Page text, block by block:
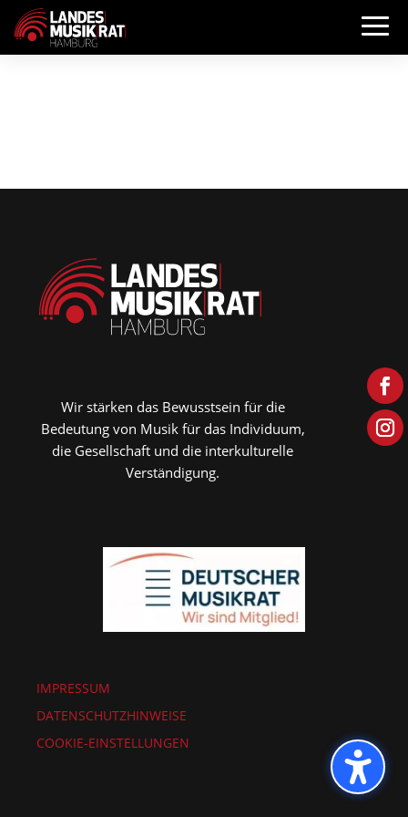
Wir stärken das Bewusstsein für die
Bedeutung von Musik für das Individuum,
die Gesellschaft und die interkulturelle
Verständigung.
IMPRESSUM
DATENSCHUTZHINWEISE
COOKIE-EINSTELLUNGEN